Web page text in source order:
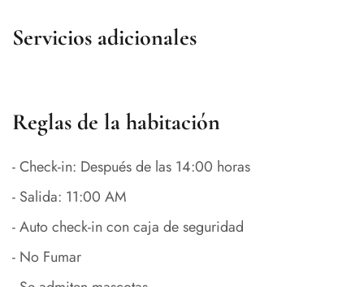
Servicios adicionales
Reglas de la habitación
- Check-in: Después de las 14:00 horas
- Salida: 11:00 AM
- Auto check-in con caja de seguridad
- No Fumar